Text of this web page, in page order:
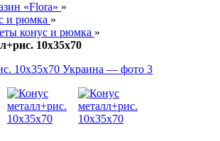
«Flora» »
и рюмка »
конус и рюмка »
10х35х70